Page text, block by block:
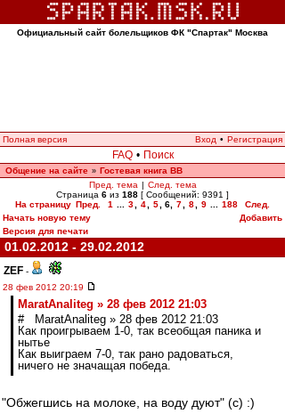
Официальный сайт болельщиков ФК "Спартак" Москва
Полная версия Вход • Регистрация
FAQ • Поиск
Общение на сайте » Гостевая книга ВВ
Пред. тема | След. тема
Страница 6 из 188 [ Сообщений: 9391 ]
На страницу Пред. 1 3 4 5 6 7 8 9 188
След.
Начать новую тему
Добавить
Версия для печати
01.02.2012 - 29.02.2012
ZEF -
28 фев 2012 20:19
MaratAnaliteg » 28 фев 2012 21:03
# MaratAnaliteg » 28 фев 2012 21:03
Как проигрываем 1-0, так всеобщая паника и
нытье
Как выиграем 7-0, так рано радоваться,
ничего не значащая победа.
"Обжегшись на молоке, на воду дуют" (с) :)